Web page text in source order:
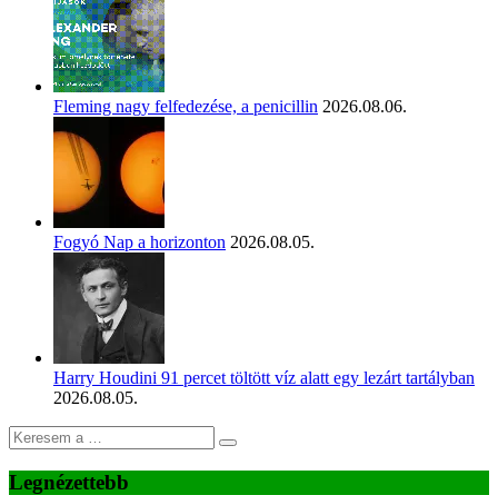
Fleming nagy felfedezése, a penicillin 2026.08.06.
Fogyó Nap a horizonton 2026.08.05.
Harry Houdini 91 percet töltött víz alatt egy lezárt tartályban
2026.08.05.
Legnézettebb